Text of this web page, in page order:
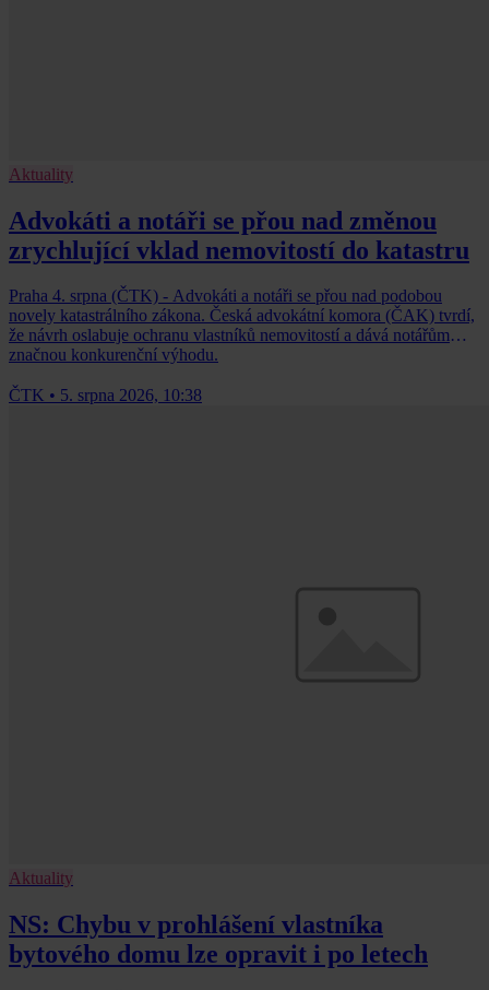
Aktuality
Advokáti a notáři se přou nad změnou
zrychlující vklad nemovitostí do katastru
Praha 4. srpna (ČTK) - Advokáti a notáři se přou nad podobou
novely katastrálního zákona. Česká advokátní komora (ČAK) tvrdí,
že návrh oslabuje ochranu vlastníků nemovitostí a dává notářům
značnou konkurenční výhodu.
ČTK • 5. srpna 2026, 10:38
Aktuality
NS: Chybu v prohlášení vlastníka
bytového domu lze opravit i po letech